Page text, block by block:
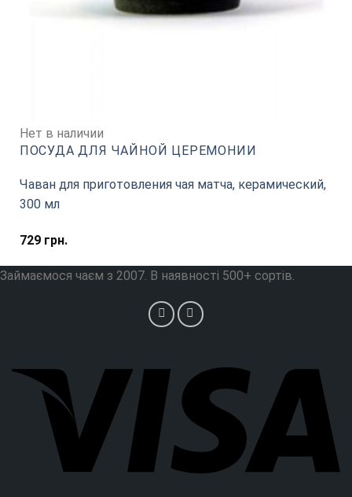
Нет в наличии
ПОСУДА ДЛЯ ЧАЙНОЙ ЦЕРЕМОНИИ
Чаван для приготовления чая матча, керамический,
300 мл
729грн.
Займаємося чаєм з 2007. В наявності 500+ сортів.